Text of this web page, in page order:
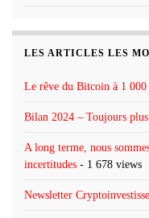
LES ARTICLES LES
Le rêve du Bitcoin à 1 000
Bilan 2024 – Toujours
A long terme, nous
incertitudes - 1 678 views
Newsletter